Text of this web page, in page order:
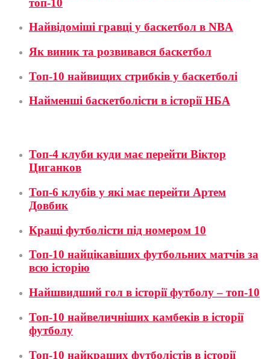
Найвідоміші гравці у баскетбол в NBA
Як виник та розвивався баскетбол
Топ-10 найвищих стрибків у баскетболі
Найменші баскетболісти в історії НБА
Топ-4 клуби куди має перейти Віктор
Циганков
Топ-6 клубів у які має перейти Артем
Довбик
Кращі футболісти під номером 10
Топ-10 найцікавіших футбольних матчів за
всю історію
Найшвидший гол в історії футболу – топ-10
Топ-10 найвеличніших камбеків в історії
футболу
Топ-10 найкращих футболістів в історії